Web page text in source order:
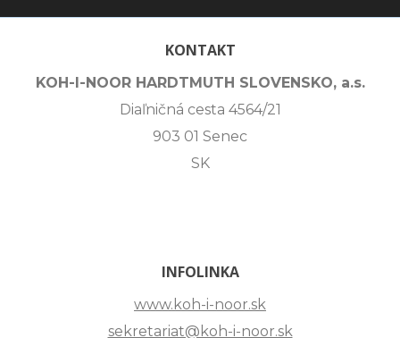
KONTAKT
KOH-I-NOOR HARDTMUTH SLOVENSKO, a.s.
Diaľničná cesta 4564/21
903 01 Senec
SK
INFOLINKA
www.koh-i-noor.sk
sekretariat@koh-i-noor.sk